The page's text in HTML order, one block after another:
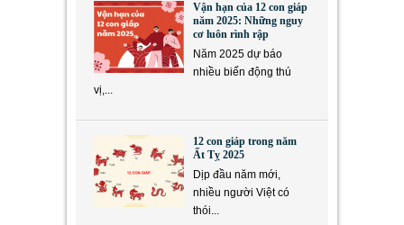
Vận hạn của 12 con giáp
năm 2025: Những nguy
cơ luôn rình rập
Năm 2025 dự báo
nhiều biến động thú
vị,...
12 con giáp trong năm
Ất Tỵ 2025
Dịp đầu năm mới,
nhiều người Việt có
thói...